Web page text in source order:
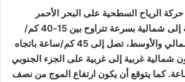
الرياح السطحية على البحر الأحمر
ستكون شمالية غربية إلى شمالية بسرعة تتراوح بين 15-40 كم/
ساعة على الجزء الشمالي والأوسط، تصل إلى 45 كم/ساعة باتجاه
شمالية غربية إلى غربية على الجزء الجنوبي
30 كم/ساعة. كما يتوقع أن يكون ارتفاع الموج من نصف